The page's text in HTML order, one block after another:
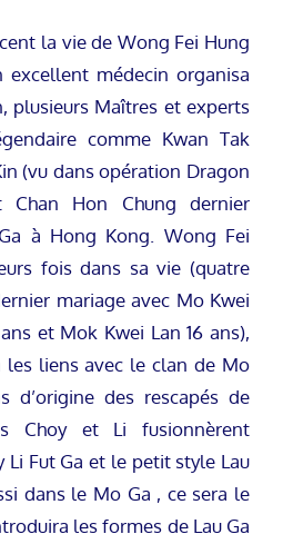
la vie de Wong Fei Hung
excellent médecin organisa
plusieurs Maîtres et experts
comme Kwan Tak
(vu dans opération Dragon
Chan Hon Chung dernier
à Hong Kong. Wong Fei
fois dans sa vie (quatre
mariage avec Mo Kwei
et Mok Kwei Lan 16 ans),
liens avec le clan de Mo
d’origine des rescapés de
Choy et Li fusionnèrent
Fut Ga et le petit style Lau
dans le Mo Ga , ce sera le
les formes de Lau Ga